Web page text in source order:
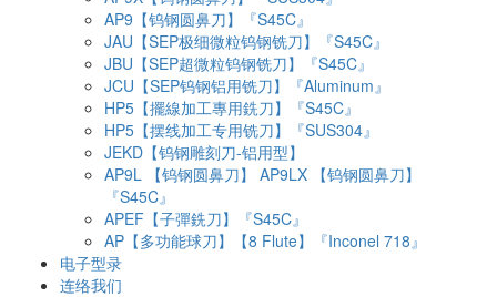
AP9【钨钢圆鼻刀】『S45C』
JAU【SEP极细微粒钨钢铣刀】『S45C』
JBU【SEP超微粒钨钢铣刀】『S45C』
JCU【SEP钨钢铝用铣刀】『Aluminum』
HP5【擺線加工專用銑刀】『S45C』
HP5【摆线加工专用铣刀】『SUS304』
JEKD【钨钢雕刻刀-铝用型】
AP9L 【钨钢圆鼻刀】 AP9LX 【钨钢圆鼻刀】
『S45C』
APEF【子彈銑刀】『S45C』
AP【多功能球刀】【8 Flute】『Inconel 718』
电子型录
连络我们